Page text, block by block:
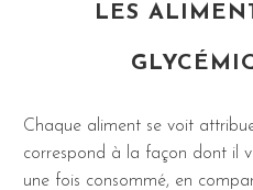
LES
Chaque aliment se voit
correspond à la façon dont il
une fois consommé, en